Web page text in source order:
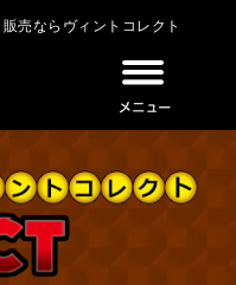
しのカードダス」高く買取致し
売ならヴィントコレクト